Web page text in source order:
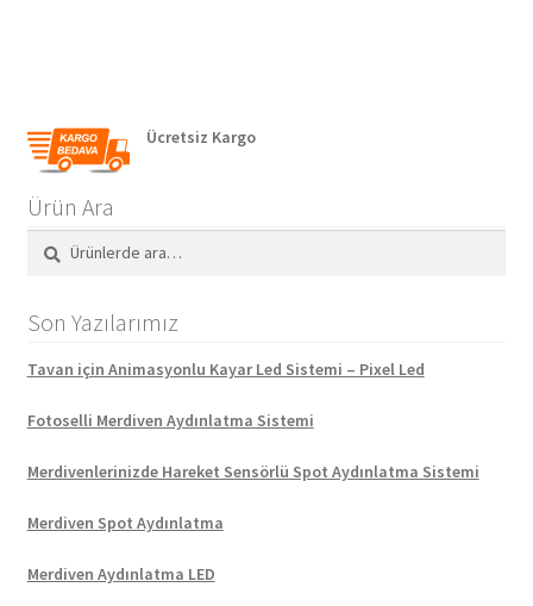
Ücretsiz Kargo
Ürün Ara
Ara:
Ara
Son Yazılarımız
Tavan için Animasyonlu Kayar Led Sistemi – Pixel Led
Fotoselli Merdiven Aydınlatma Sistemi
Merdivenlerinizde Hareket Sensörlü Spot Aydınlatma Sistemi
Merdiven Spot Aydınlatma
Merdiven Aydınlatma LED